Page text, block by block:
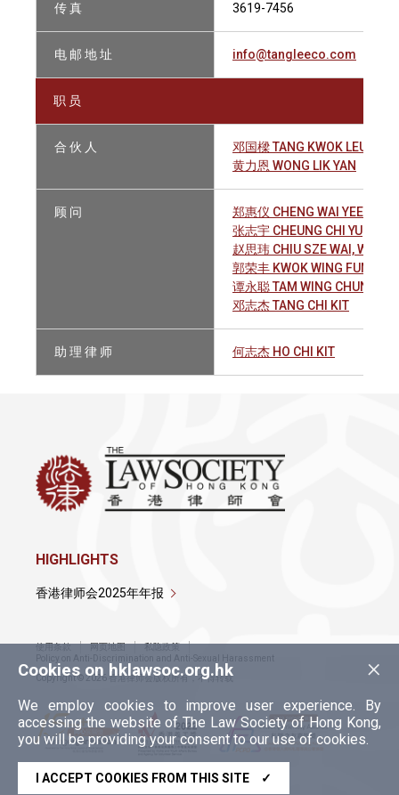
传 真 3619-7456
电 邮 地 址 info@tangleeco.com
职 员
合 伙 人
邓国樑 TANG KWOK LEUNG,
黄力恩 WONG LIK YAN
顾 问
郑惠仪 CHENG WAI YEE
张志宇 CHEUNG CHI YU
赵思玮 CHIU SZE WAI,
郭荣丰 KWOK WING FUNG
谭永聪 TAM WING CHUNG
邓志杰 TANG CHI KIT
助 理 律 师 何志杰 HO CHI KIT
×
Cookies on hklawsoc.org.hk
We employ cookies to improve user experience. By
accessing the website of The Law Society of Hong Kong,
you will be providing your consent to our use of cookies.
I ACCEPT COOKIES FROM THIS SITE ✓
HIGHLIGHTS
香港律师会2025年年报
使用条款 网页地图
私隐政策
Policy on Anti-Discrimination and Anti-Sexual Harassment
Copyright © 2026 香港律师会版权所有，不得转载